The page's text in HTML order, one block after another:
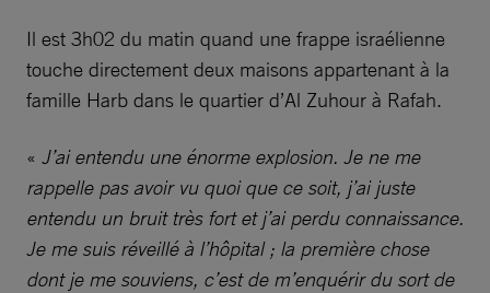
Il est 3h02 du matin quand une frappe israélienne
touche directement deux maisons appartenant à la
famille Harb dans le quartier d’Al Zuhour à Rafah.
« J’ai entendu une énorme explosion. Je ne me
rappelle pas avoir vu quoi que ce soit, j’ai juste
entendu un bruit très fort et j’ai perdu connaissance.
Je me suis réveillé à l’hôpital ; la première chose
dont je me souviens, c’est de m’enquérir du sort de